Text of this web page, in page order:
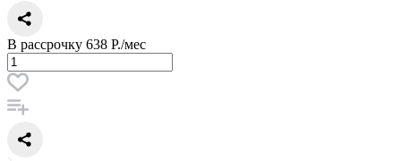
В рассрочку 638 Р./мес